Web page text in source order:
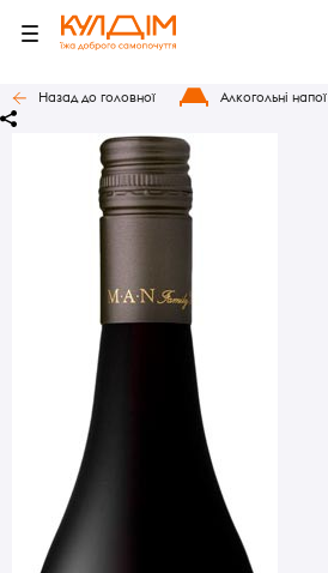
Назад до головної Алкогольні напої